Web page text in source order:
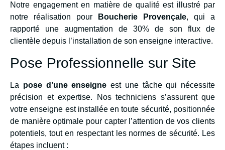
Notre engagement en matière de qualité est illustré par
notre réalisation pour
Boucherie Provençale, qui a
rapporté une augmentation de 30% de son flux de
clientèle depuis l’installation de son enseigne interactive.
Pose Professionnelle sur Site
La pose d’une enseigne est une tâche qui nécessite
précision et expertise. Nos techniciens s’assurent que
votre enseigne est installée en toute sécurité, positionnée
de manière optimale pour capter l’attention de vos clients
potentiels, tout en respectant les normes de sécurité. Les
étapes incluent :